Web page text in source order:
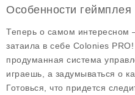
Особенности
Теперь о самом интересном
затаила в себе Colonies PRO
продуманная система
играешь, а задумываться о
Готовься, что придется